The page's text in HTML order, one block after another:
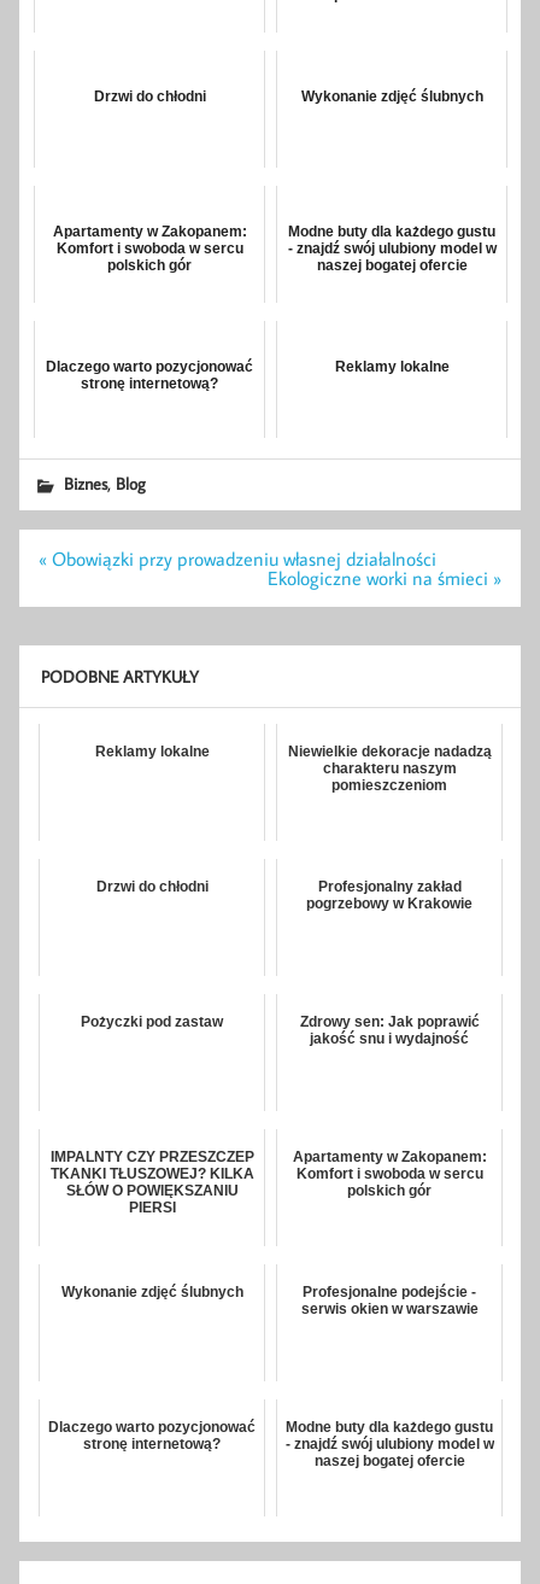
Drzwi do chłodni Wykonanie zdjęć ślubnych
Apartamenty w Zakopanem:
Komfort i swoboda w sercu
polskich gór
Modne buty dla każdego gustu
- znajdź swój ulubiony model w
naszej bogatej ofercie
Dlaczego warto pozycjonować
stronę internetową?
Reklamy lokalne
Biznes, Blog
Nawigacja
« Obowiązki przy prowadzeniu własnej działalności
Ekologiczne worki na śmieci »
PODOBNE ARTYKUŁY
Reklamy lokalne
Niewielkie dekoracje nadadzą
charakteru naszym
pomieszczeniom
Drzwi do chłodni
Profesjonalny zakład
pogrzebowy w Krakowie
Pożyczki pod zastaw
Zdrowy sen: Jak poprawić
jakość snu i wydajność
IMPALNTY CZY PRZESZCZEP
TKANKI TŁUSZOWEJ? KILKA
SŁÓW O POWIĘKSZANIU
PIERSI
Apartamenty w Zakopanem:
Komfort i swoboda w sercu
polskich gór
Wykonanie zdjęć ślubnych
Profesjonalne podejście -
serwis okien w warszawie
Dlaczego warto pozycjonować
stronę internetową?
Modne buty dla każdego gustu
- znajdź swój ulubiony model w
naszej bogatej ofercie